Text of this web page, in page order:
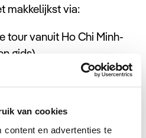
van cookies
content en advertenties te
makkelijkst via:
tour vanuit Ho Chi Minh-
gids)
meer vrijheid en
of motor, geschikt voor